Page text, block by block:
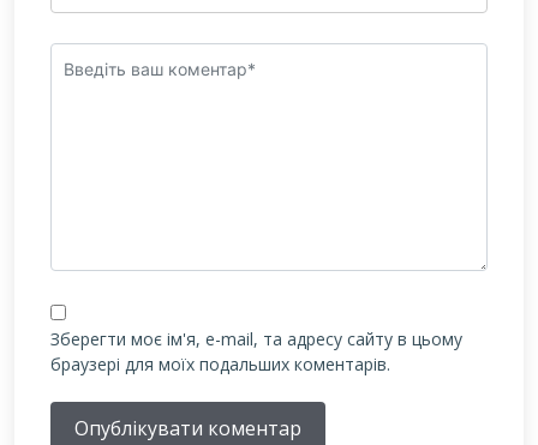
Зберегти моє ім'я, e-mail, та адресу сайту в цьому
браузері для моїх подальших коментарів.
Опублікувати коментар